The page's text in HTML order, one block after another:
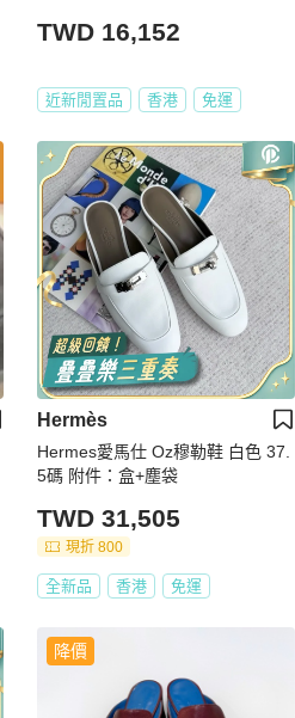
TWD 16,152
近新閒置品 香港 免運
Hermès
Hermes愛馬仕 Oz穆勒鞋 白色 37.
5碼 附件：盒+塵袋
TWD 31,505
現折 800
全新品 香港 免運
降價